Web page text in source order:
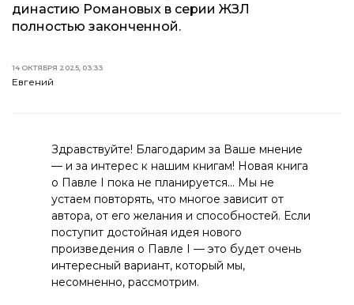
династию Романовых в серии ЖЗЛ
полностью законченной.
14 ОКТЯБРЯ 2025, 03:33
Евгений
Здравствуйте! Благодарим за Ваше мнение
— и за интерес к нашим книгам! Новая книга
о Павле I пока не планируется… Мы не
устаем повторять, что многое зависит от
автора, от его желания и способностей. Если
поступит достойная идея нового
произведения о Павле I — это будет очень
интересный вариант, который мы,
несомненно, рассмотрим.